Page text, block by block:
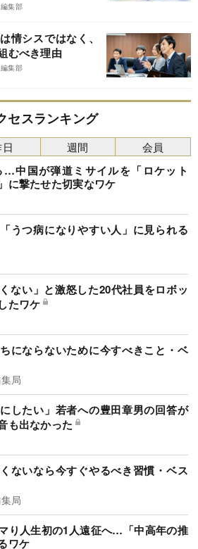
集部
情シスではなく、
むべき理由
集部
セスランキング
中国が弾道ミサイルを「ロケット
に撃たせた切実なワケ
うつ病になりやすい人」に見られる
ない」と激怒した20代社員をロボッ
たワケ
にならないために今すべきこと・ベ
局
したい」若者への豊田章男の回答が
も出なかった
ないなら今すぐやるべき習慣・ベス
局
り人生初の1人遠征へ…「中高年の推
ワケ
週間 会員